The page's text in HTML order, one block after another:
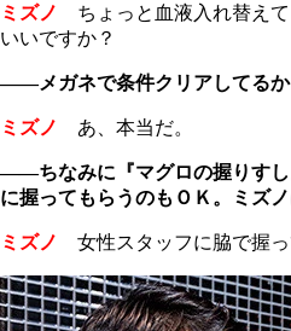
ミズノ
ちょっと血液入れ替え
いいですか？
――メガネで条件クリアしてるか
ミズノ あ、本当だ。
――ちなみに『マグロの握りすし
に握ってもらうのもＯＫ。ミズ
ミズノ 女性スタッフに脇で握